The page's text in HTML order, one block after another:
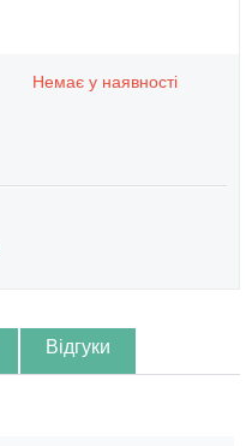
Немає у наявності
Відгуки